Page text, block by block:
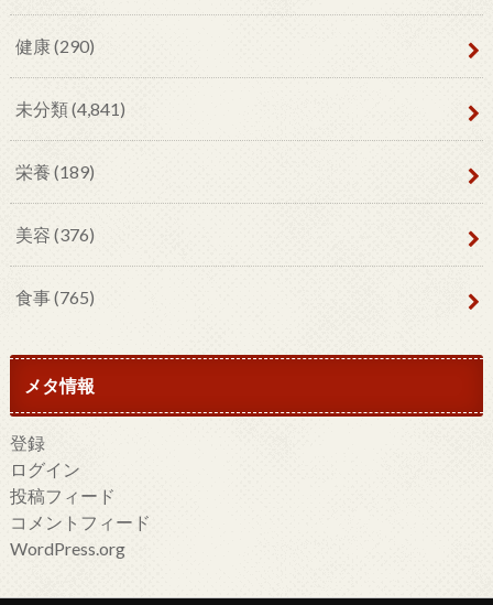
健康(290)
未分類(4,841)
栄養 (189)
美容 (376)
食事(765)
メタ情報
登録
ログイン
投稿フィード
コメントフィード
WordPress.org